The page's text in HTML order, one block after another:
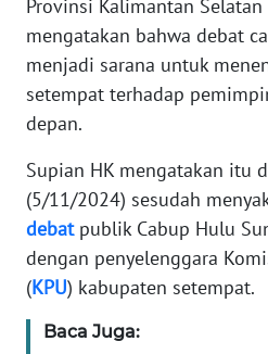
Provinsi Kalimantan Selatan
mengatakan bahwa debat
menjadi sarana untuk
setempat terhadap
depan.
Supian HK mengatakan itu
(5/11/2024) sesudah
debatpublik Cabup Hulu
dengan penyelenggara
(KPU) kabupaten setempat.
Baca Juga:
REDAKSI
DISCLAIMER
Wahana
Regional
SUMUT